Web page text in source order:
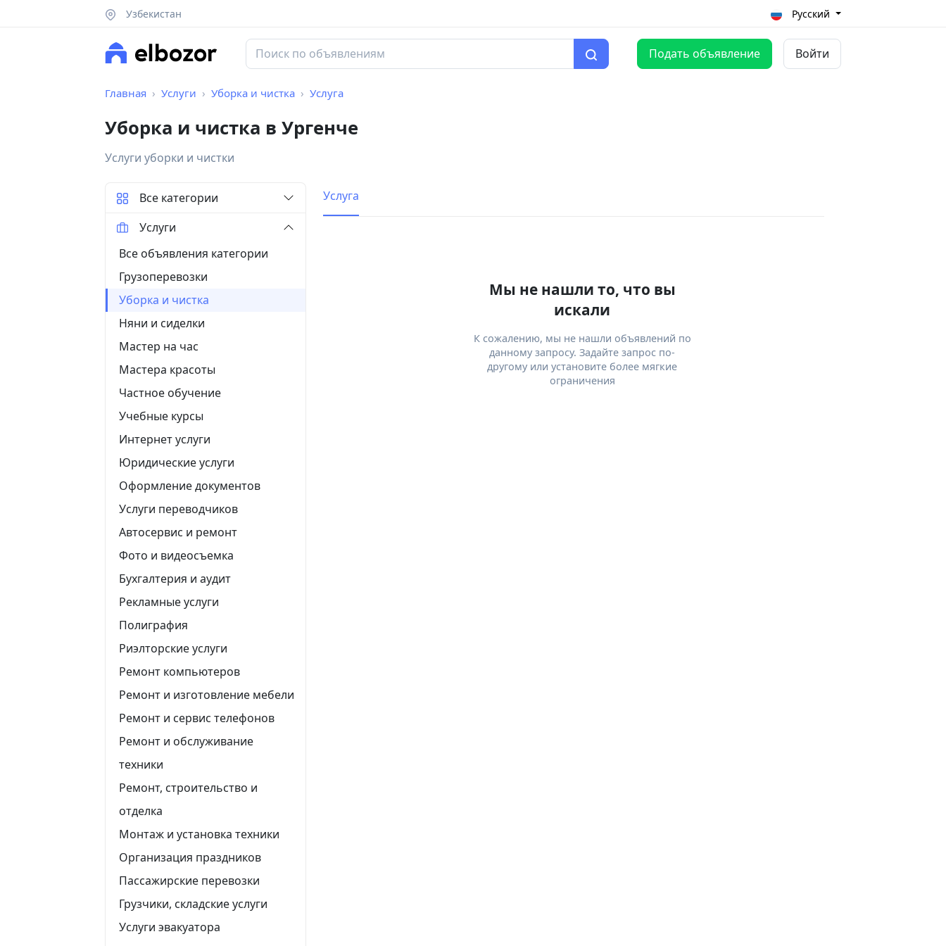
Узбекистан Русский
Подать объявление Войти
Главная Услуги Уборка и чистка Услуга
Уборка и чистка в Ургенче
Услуги уборки и чистки
Услуга
Мы не нашли то, что вы
искали
К сожалению, мы не нашли объявлений по
данному запросу. Задайте запрос по-
другому или установите более мягкие
ограничения
Все категории
Услуги
Все объявления категории
Грузоперевозки
Уборка и чистка
Няни и сиделки
Мастер на час
Мастера красоты
Частное обучение
Учебные курсы
Интернет услуги
Юридические услуги
Оформление документов
Услуги переводчиков
Автосервис и ремонт
Фото и видеосъемка
Бухгалтерия и аудит
Рекламные услуги
Полиграфия
Риэлторские услуги
Ремонт компьютеров
Ремонт и изготовление мебели
Ремонт и сервис телефонов
Ремонт и обслуживание
техники
Ремонт, строительство и
отделка
Монтаж и установка техники
Организация праздников
Пассажирские перевозки
Грузчики, складские услуги
Услуги эвакуатора